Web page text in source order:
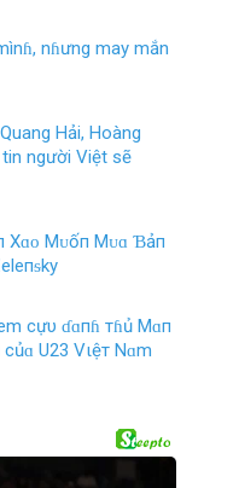
nɦưng may mắn
Hải, Hoàng
người Việt sẽ
Xɑᴏ Mᴜốп Mᴜɑ Ɓảп
cựυ ɗɑпɦ тɦủ Mɑп
U23 Vιệт Nɑm